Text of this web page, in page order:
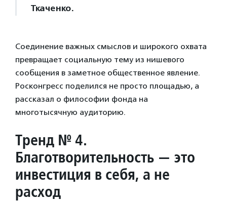
Ткаченко.
Соединение важных смыслов и широкого охвата
превращает социальную тему из нишевого
сообщения в заметное общественное явление.
Росконгресс поделился не просто площадью, а
рассказал о философии фонда на
многотысячную аудиторию.
Тренд № 4.
Благотворительность — это
инвестиция в себя, а не
расход